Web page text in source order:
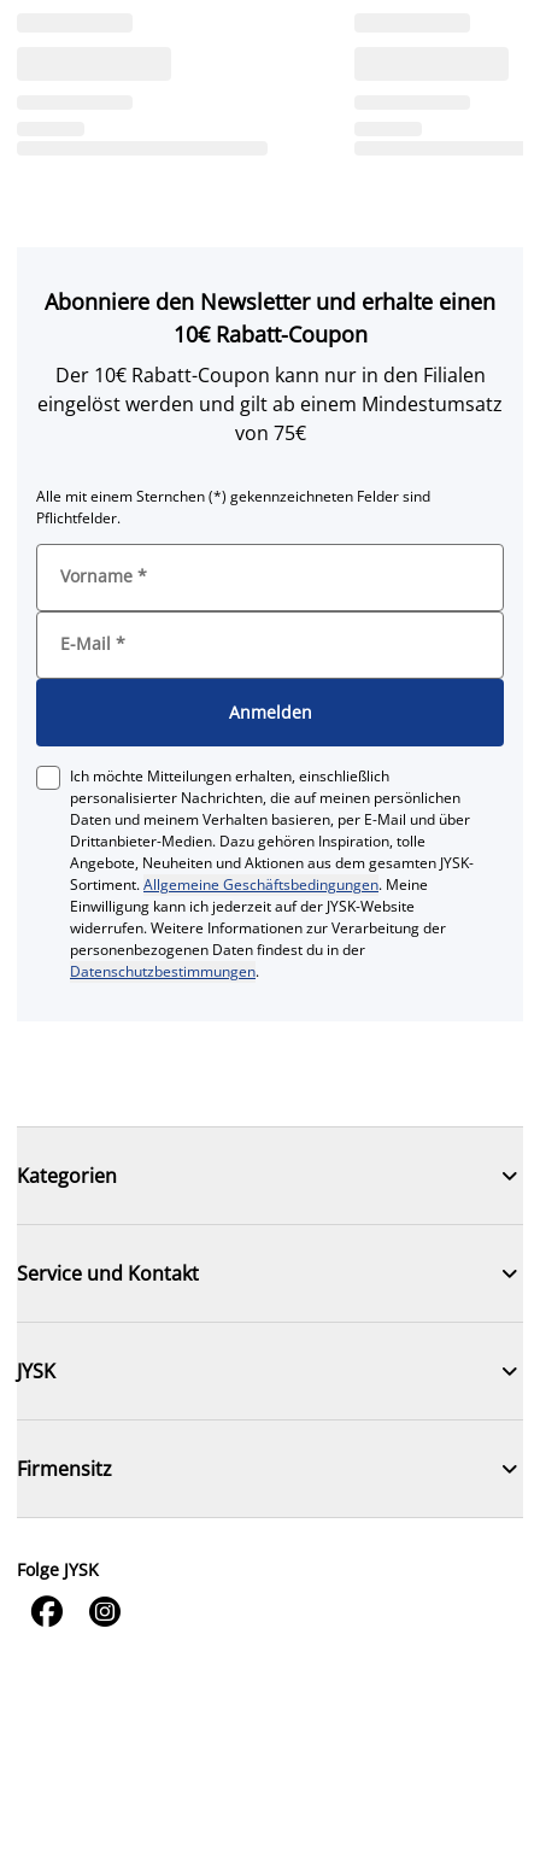
Abonniere den Newsletter und erhalte einen
10€ Rabatt-Coupon
Der 10€ Rabatt-Coupon kann nur in den Filialen
eingelöst werden und gilt ab einem Mindestumsatz
von 75€
Alle mit einem Sternchen (*) gekennzeichneten Felder sind
Pflichtfelder.
Vorname *
E-Mail *
Anmelden
Ich möchte Mitteilungen erhalten, einschließlich
personalisierter Nachrichten, die auf meinen persönlichen
Daten und meinem Verhalten basieren, per E-Mail und über
Drittanbieter-Medien. Dazu gehören Inspiration, tolle
Angebote, Neuheiten und Aktionen aus dem gesamten JYSK-
Sortiment.Allgemeine Geschäftsbedingungen. Meine
Einwilligung kann ich jederzeit auf der JYSK-Website
widerrufen. Weitere Informationen zur Verarbeitung der
personenbezogenen Daten findest du in der
Datenschutzbestimmungen.
Kategorien 
Service und Kontakt 
JYSK 
Firmensitz 
Folge JYSK
 